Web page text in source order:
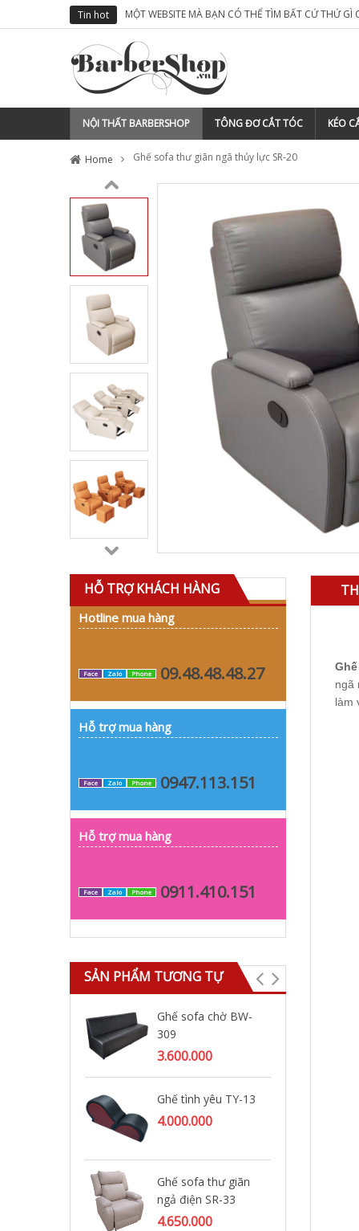
Tin hot TẠI SAO NÊN ĐĂNG KÝ THƯƠNG HIỆU CHO
NỘI THẤT BARBERSHOP TÔNG ĐƠ CẮT TÓC KÉO
Home Ghế sofa thư giãn ngã thủy lực SR-20
HỖ TRỢ KHÁCH HÀNG
Hotline mua hàng
Face Zalo Phone 09.48.48.48.27
Hỗ trợ mua hàng
Face Zalo Phone 0947.113.151
Hỗ trợ mua hàng
Face Zalo Phone 0911.410.151
SẢN PHẨM TƯƠNG TỰ
Ghế sofa chờ BW-
309
3.600.000
Ghế tình yêu TY-13
4.000.000
Ghế sofa thư giãn
ngả điện SR-33
4.650.000
ngã
làm